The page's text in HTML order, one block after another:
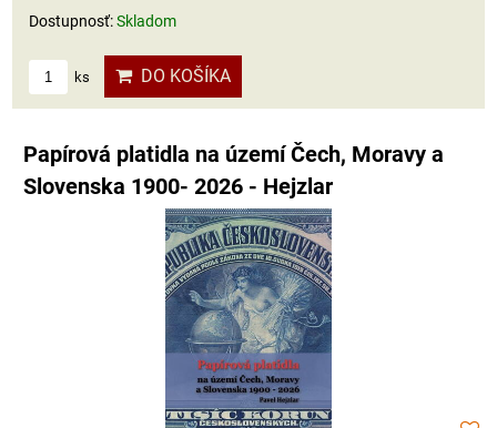
Dostupnosť:Skladom
ks DO KOŠÍKA
Papírová platidla na území Čech, Moravy a
Slovenska 1900- 2026 - Hejzlar